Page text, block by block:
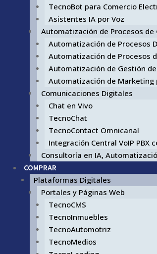
TecnoBot para Comercio
Asistentes IA por Voz
Automatización de Procesos de
Automatización de Procesos
Automatización de Procesos
Automatización de Gestión de
Automatización de
Comunicaciones Digitales
Chat en Vivo
TecnoChat
TecnoContact Omnicanal
Integración Central VoIP PBX
Consultoría en IA,
COMPRAR
Plataformas Digitales
Portales y Páginas Web
TecnoCMS
TecnoInmuebles
TecnoAutomotriz
TecnoMedios